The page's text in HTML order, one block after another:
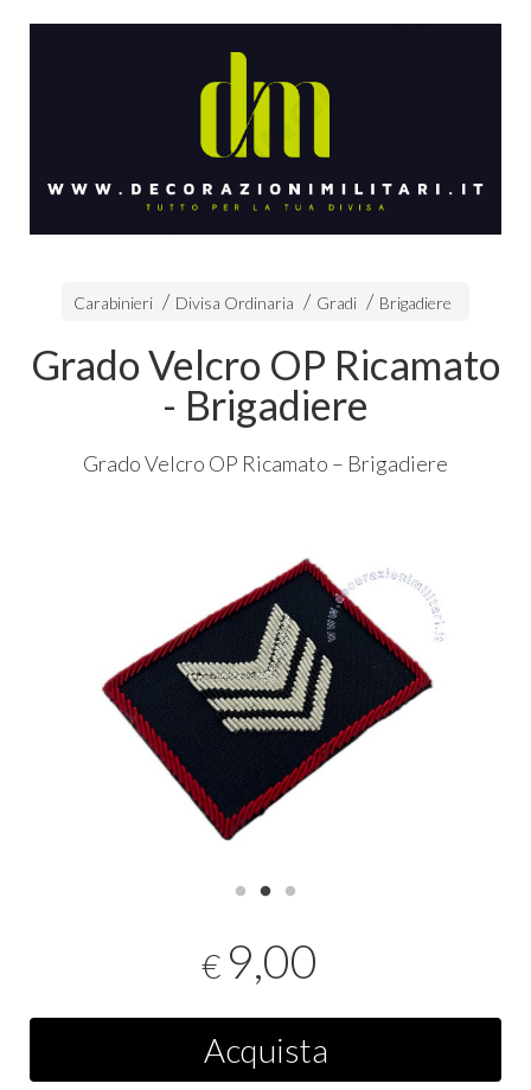
Carabinieri Divisa Ordinaria Gradi Brigadiere
Grado Velcro OP Ricamato
- Brigadiere
Grado Velcro OP Ricamato – Brigadiere
€ 9,00
Acquista